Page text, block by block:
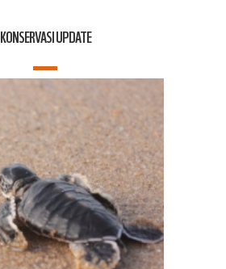
KONSERVASI UPDATE